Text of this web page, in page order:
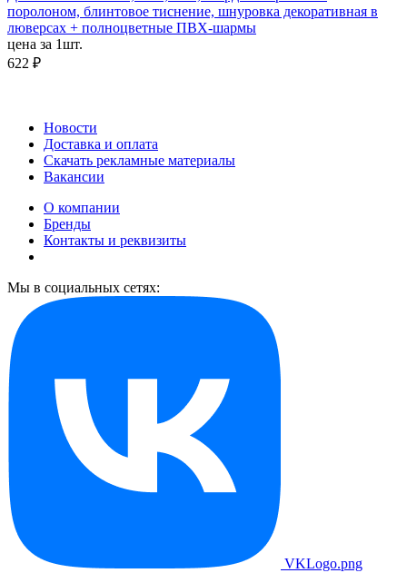
поролоном, блинтовое тиснение, шнуровка декоративная в
люверсах + полноцветные ПВХ-шармы
цена за 1шт.
622 ₽
Новости
Доставка и оплата
Скачать рекламные материалы
Вакансии
О компании
Бренды
Контакты и реквизиты
Мы в социальных сетях:
VKLogo.png